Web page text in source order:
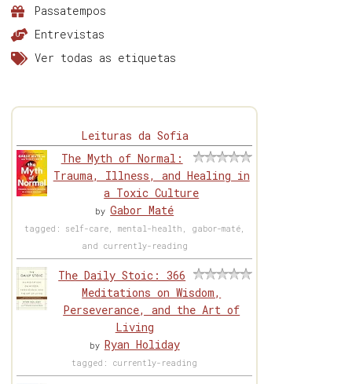
Passatempos
Entrevistas
Ver todas as etiquetas
Leituras da Sofia
The Myth of Normal:
Trauma, Illness, and Healing in
a Toxic Culture
byGabor Maté
tagged: self-care, mental-health, gabor-maté,
and currently-reading
The Daily Stoic: 366
Meditations on Wisdom,
Perseverance, and the Art of
Living
by Ryan Holiday
tagged: currently-reading